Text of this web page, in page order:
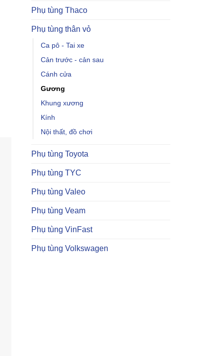
Phụ tùng Thaco
Phụ tùng thân vỏ
Ca pô - Tai xe
Cản trước - cản sau
Cánh cửa
Gương
Khung xương
Kính
Nội thất, đồ chơi
Phụ tùng Toyota
Phụ tùng TYC
Phụ tùng Valeo
Phụ tùng Veam
Phụ tùng VinFast
Phụ tùng Volkswagen